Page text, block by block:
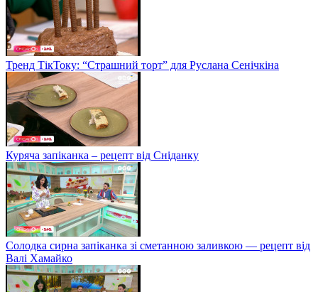
Тренд ТікТоку: “Страшний торт” для Руслана Сенічкіна
Куряча запіканка – рецепт від Сніданку
Солодка сирна запіканка зі сметанною заливкою — рецепт від
Валі Хамайко